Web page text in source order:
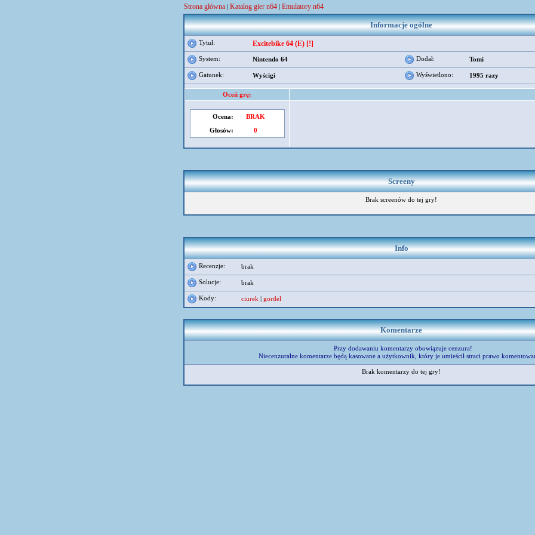
Strona główna | Katalog gier n64 | Emulatory n64
Informacje ogólne
Tytuł: Excitebike 64 (E) [!]
System: Nintendo 64 Dodał: Tomi
Gatunek: Wyścigi Wyświetlono: 1995 razy
Oceń grę:
Ocena:
BRAK
Głosów:
0
Screeny
Brak screenów do tej gry!
Info
Recenzje: brak
Solucje: brak
Kody: ciurek | gordel
Komentarze
Przy dodawaniu komentarzy obowiązuje cenzura!
Niecenzuralne komentarze będą kasowane a użytkownik, który je umieścił straci prawo
Brak komentarzy do tej gry!